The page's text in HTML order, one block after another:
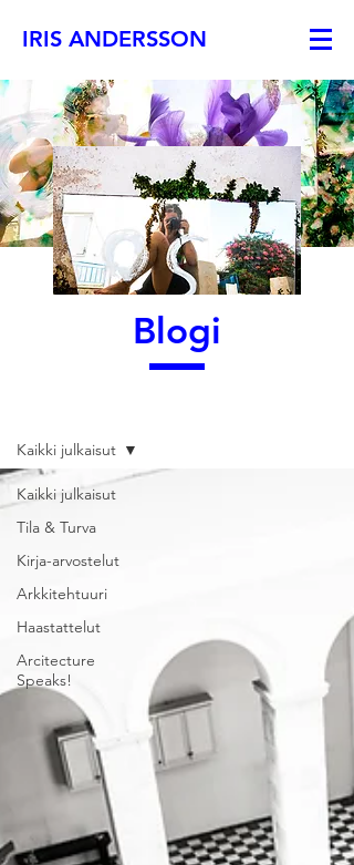
IRIS ANDERSSON
Blogi
Kaikki julkaisut
Tila & Turva
Kirja-arvostelut
Arkkitehtuuri
Haastattelut
Arcitecture
Speaks!
Kaikki julkaisut